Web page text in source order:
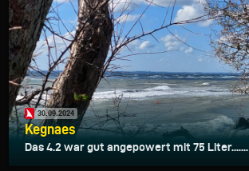
30.09.2024
Kegnaes
Das 4.2 war gut angepowert mit 75 Liter.......